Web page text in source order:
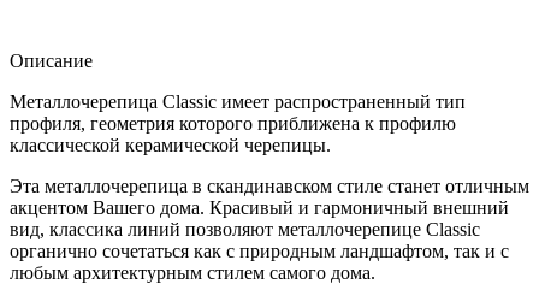
Описание
Металлочерепица Classic имеет распространенный тип
профиля, геометрия которого приближена к профилю
классической керамической черепицы.
Эта металлочерепица в скандинавском стиле станет отличным
акцентом Вашего дома. Красивый и гармоничный внешний
вид, классика линий позволяют металлочерепице Classic
органично сочетаться как с природным ландшафтом, так и с
любым архитектурным стилем самого дома.